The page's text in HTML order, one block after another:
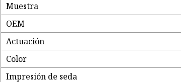
Muestra
OEM
Actuación
Color
Impresión de seda